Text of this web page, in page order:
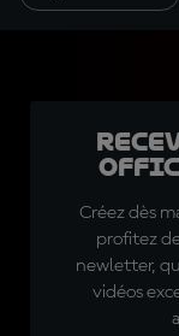
Créez dès
profitez
newletter,
vidéos